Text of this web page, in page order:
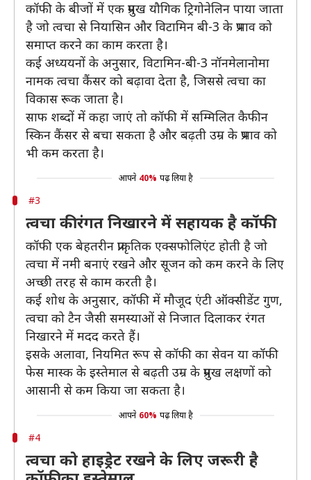
कॉफी के बीजों में एक प्रमुख यौगिक ट्रिगोनेलिन पाया जाता
है जो त्वचा से नियासिन और विटामिन बी-3 के प्रभाव को
समाप्त करने का काम करता है।
कई अध्ययनों के अनुसार, विटामिन-बी-3 नॉनमेलानोमा
नामक त्वचा कैंसर को बढ़ावा देता है, जिससे त्वचा का
विकास रूक जाता है।
साफ शब्दों में कहा जाएं तो कॉफी में सम्मिलित कैफीन
स्किन कैंसर से बचा सकता है और बढ़ती उम्र के प्रभाव को
भी कम करता है।
आपने 40% पढ़ लिया है
#3
त्वचा की रंगत निखारने में सहायक है कॉफी
कॉफी एक बेहतरीन प्राकृतिक एक्सफोलिएंट होती है जो
त्वचा में नमी बनाएं रखने और सूजन को कम करने के लिए
अच्छी तरह से काम करती है।
कई शोध के अनुसार, कॉफी में मौजूद एंटी ऑक्सीडेंट गुण,
त्वचा को टैन जैसी समस्याओं से निजात दिलाकर रंगत
निखारने में मदद करते हैं।
इसके अलावा, नियमित रूप से कॉफी का सेवन या कॉफी
फेस मास्क के इस्तेमाल से बढ़ती उम्र के प्रमुख लक्षणों को
आसानी से कम किया जा सकता है।
आपने 60% पढ़ लिया है
#4
त्वचा को हाइड्रेट रखने के लिए जरूरी है